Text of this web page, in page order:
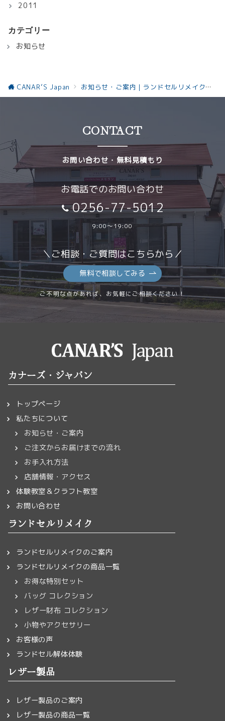
2011
カテゴリー
お知らせ
CANAR’S Japan お知らせ・ご案内｜ランドセルリメイクと革製品の最新情報お知らせ
CONTACT
お問い合わせ・無料見積もり
お電話でのお問い合わせ
0256-77-5012
9:00～19:00
＼ご相談・ご質問はこちらから／
無料で相談してみる
ご不明な点があれば、お気軽にご相談ください！
カナーズ・ジャパン
トップページ
私たちについて
お知らせ・ご案内
ご注文からお届けまでの流れ
お手入れ方法
店舗情報・アクセス
体験教室＆クラフト教室
お問い合わせ
ランドセルリメイク
ランドセルリメイクのご案内
ランドセルリメイクの商品一覧
お得な特別セット
バッグ コレクション
レザー財布 コレクション
小物やアクセサリー
お客様の声
ランドセル解体体験
レザー製品
レザー製品のご案内
レザー製品の商品一覧